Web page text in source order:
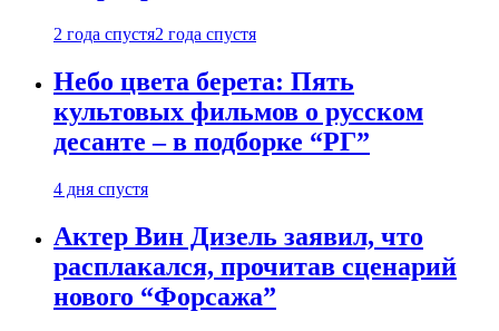
2 года спустя2 года спустя
Небо цвета берета: Пять
культовых фильмов о русском
десанте – в подборке “РГ”
4 дня спустя
Актер Вин Дизель заявил, что
расплакался, прочитав сценарий
нового “Форсажа”